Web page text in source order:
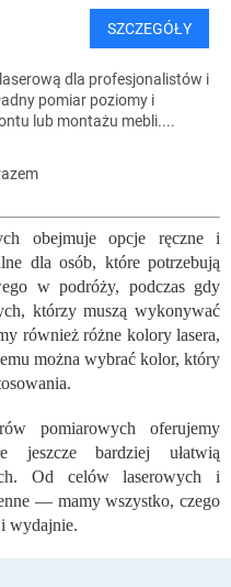
SZCZEGÓŁY
dla profesjonalistów i
pomiar poziomy i
lub montażu mebli....
obejmuje opcje ręczne i
dla osób, które potrzebują
w podróży, podczas gdy
którzy muszą wykonywać
również różne kolory lasera,
można wybrać kolor, który
pomiarowych oferujemy
jeszcze bardziej ułatwią
Od celów laserowych i
— mamy wszystko, czego
wydajnie.